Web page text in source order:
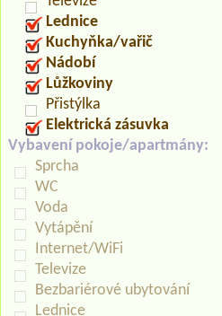
Lednice
Kuchyňka/vařič
Nádobí
Lůžkoviny
Přistýlka
Elektrická zásuvka
Vybavení pokoje/apartmány:
Sprcha
WC
Voda
Vytápění
Internet/WiFi
Televize
Bezbariérové ubytování
Lednice